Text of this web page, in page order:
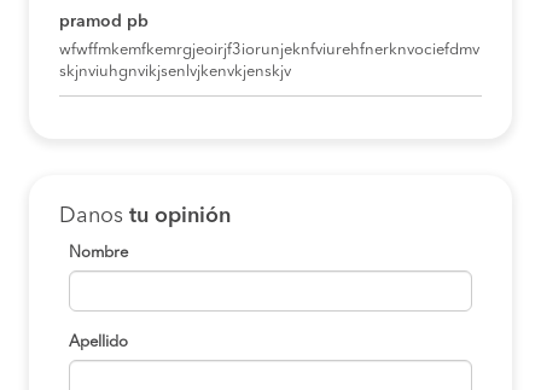
pramod pb
wfwffmkemfkemrgjeoirjf3iorunjeknfviurehfnerknvociefdmv
skjnviuhgnvikjsenlvjkenvkjenskjv
Danos tu opinión
Nombre
Apellido